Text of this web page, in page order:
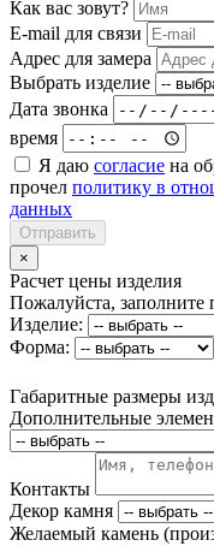
Как вас зовут?
E-mail для связи
Адрес для замера
Выбрать изделие
Дата звонка
время
Я даю согласие на
прочел политику в
данных
Отправить
×
Расчет цены изделия
Пожалуйста, заполните
Изделие:
Форма:
Габаритные размеры
Дополнительные
Контакты
Декор камня
Желаемый камень